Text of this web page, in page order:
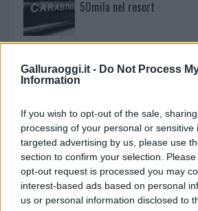
Galluraoggi.it - Do Not Process
Information
If you wish to opt-out of the sale,
processing of your personal or sensitive
targeted advertising by us, please use
section to confirm your selection.
opt-out request is processed you may
interest-based ads based on personal
us or personal information disclosed to
50mila nel resort
Meteo Olbia 7 agosto, sole
protagonisti
fine agosto
Aggius conquista la
amate dell’estate 2026